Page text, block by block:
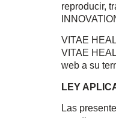
reproducir,
VITAE
VITAE
web a su
LEY
Las